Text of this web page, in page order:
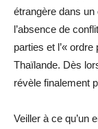
étrangère dans
l’absence de
parties et l’«
Thaïlande. Dès
révèle finalement
Veiller à ce qu’un